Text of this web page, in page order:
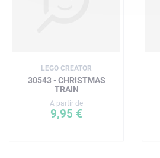
LEGO CREATOR
30543 - CHRISTMAS
TRAIN
A partir de
9,95 €